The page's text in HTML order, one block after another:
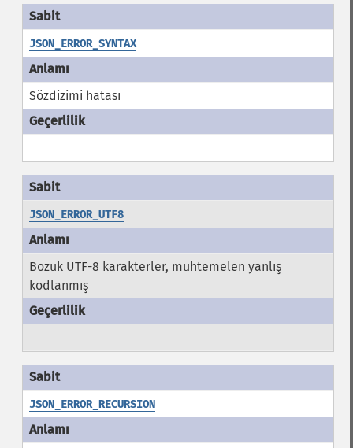
JSON_ERROR_SYNTAX
Sözdizimi hatası
JSON_ERROR_UTF8
Bozuk UTF-8 karakterler, muhtemelen yanlış
kodlanmış
JSON_ERROR_RECURSION